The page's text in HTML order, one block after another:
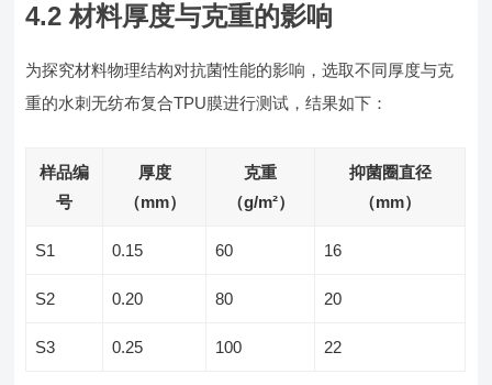
4.2 材料厚度与克重的影响
为探究材料物理结构对抗菌性能的影响，选取不同厚度与克
重的水刺无纺布复合TPU膜进行测试，结果如下：
样品编
号
厚度
（mm）
克重
（g/m²）
抑菌圈直径
（mm）
S1 0.15 60 16
S2 0.20 80 20
S3 0.25 100 22